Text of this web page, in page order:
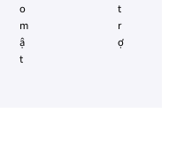
o
m
ậ
t
t
r
ợ